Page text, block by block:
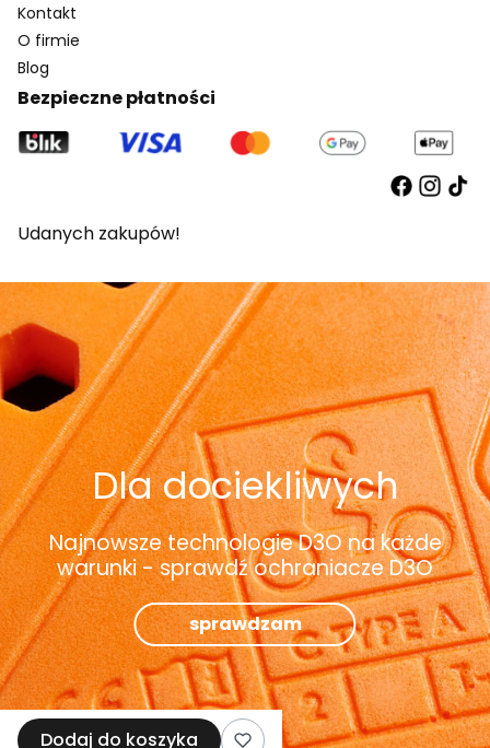
Kontakt
O firmie
Blog
Bezpieczne płatności
Udanych zakupów!
Dla dociekliwych
Najnowsze technologie D3O na każde
warunki - sprawdź ochraniacze D3O
sprawdzam
Dodaj do koszyka